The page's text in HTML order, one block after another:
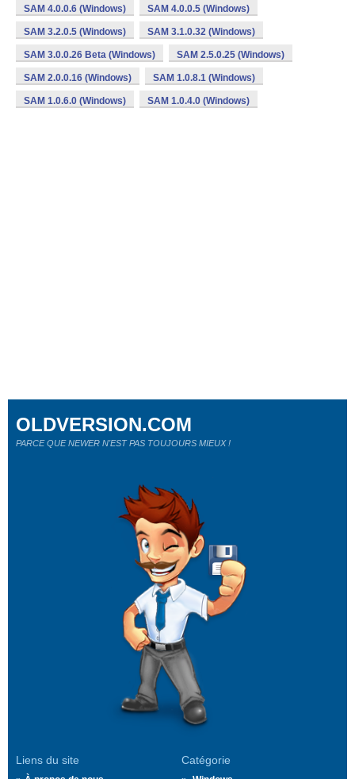
SAM 4.0.0.6 (Windows) SAM 4.0.0.5 (Windows)
SAM 3.2.0.5 (Windows) SAM 3.1.0.32 (Windows)
SAM 3.0.0.26 Beta (Windows) SAM 2.5.0.25 (Windows)
SAM 2.0.0.16 (Windows) SAM 1.0.8.1 (Windows)
SAM 1.0.6.0 (Windows) SAM 1.0.4.0 (Windows)
Liens du site Catégorie
OLDVERSION.COM
PARCE QUE NEWER N'EST PAS TOUJOURS MIEUX !